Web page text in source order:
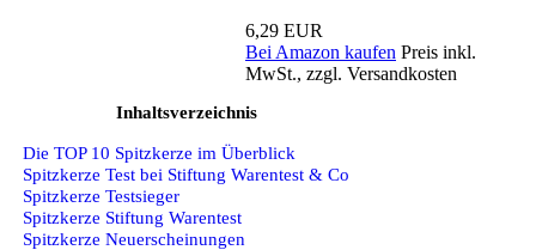
6,29 EUR
Bei Amazon kaufen Preis inkl.
MwSt., zzgl. Versandkosten
Inhaltsverzeichnis
Die TOP 10 Spitzkerze im Überblick
Spitzkerze Test bei Stiftung Warentest & Co
Spitzkerze Testsieger
Spitzkerze Stiftung Warentest
Spitzkerze Neuerscheinungen